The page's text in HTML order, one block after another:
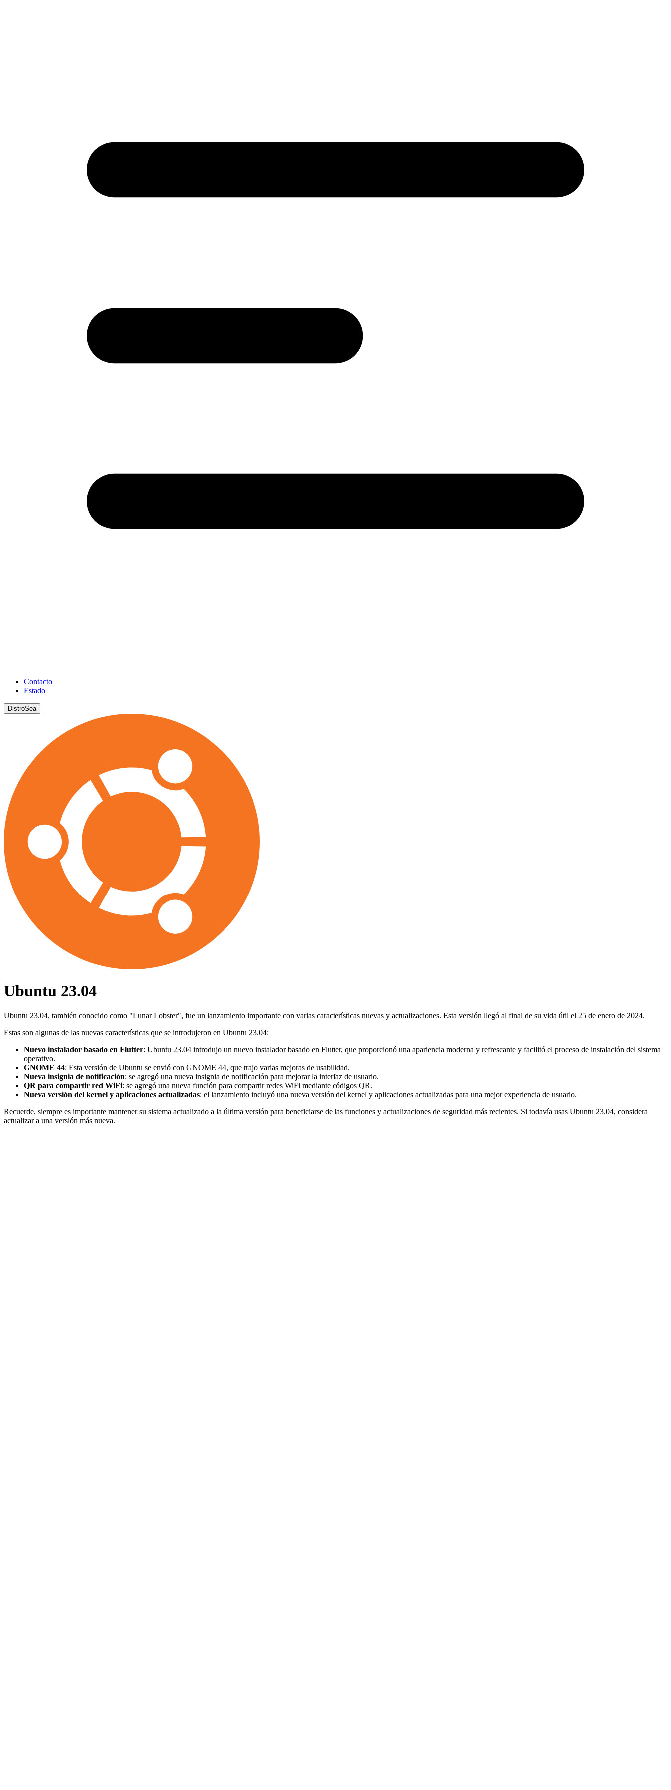
Contacto
Estado
DistroSea
Ubuntu 23.04
Ubuntu 23.04, también conocido como "Lunar Lobster", fue un lanzamiento importante con varias características nuevas y actualizaciones. Esta versión llegó al final de su vida útil el 25 de enero de 2024.
Estas son algunas de las nuevas características que se introdujeron en Ubuntu 23.04:
Nuevo instalador basado en Flutter: Ubuntu 23.04 introdujo un nuevo instalador basado en Flutter, que proporcionó una apariencia moderna y refrescante y facilitó el proceso de instalación del sistema
operativo.
GNOME 44: Esta versión de Ubuntu se envió con GNOME 44, que trajo varias mejoras de usabilidad.
Nueva insignia de notificación: se agregó una nueva insignia de notificación para mejorar la interfaz de usuario.
QR para compartir red WiFi: se agregó una nueva función para compartir redes WiFi mediante códigos QR.
Nueva versión del kernel y aplicaciones actualizadas: el lanzamiento incluyó una nueva versión del kernel y aplicaciones actualizadas para una mejor experiencia de usuario.
Recuerde, siempre es importante mantener su sistema actualizado a la última versión para beneficiarse de las funciones y actualizaciones de seguridad más recientes. Si todavía usas Ubuntu 23.04, considera
actualizar a una versión más nueva.